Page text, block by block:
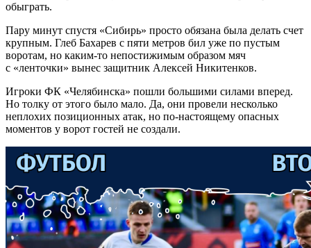
обыграть.
Пару минут спустя «Сибирь» просто обязана была делать счет
крупным. Глеб Бахарев с пяти метров бил уже по пустым
воротам, но каким-то непостижимым образом мяч
с «ленточки» вынес защитник Алексей Никитенков.
Игроки ФК «Челябинска» пошли большими силами вперед.
Но толку от этого было мало. Да, они провели несколько
неплохих позиционных атак, но по-настоящему опасных
моментов у ворот гостей не создали.